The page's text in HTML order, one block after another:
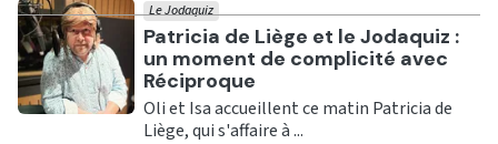
Ecouter
Patricia de Liège et le Jodaquiz :
un moment de complicité avec
Réciproque
Le Jodaquiz
Oli et Isa accueillent ce matin Patricia de
Liège, qui s'affaire à ...